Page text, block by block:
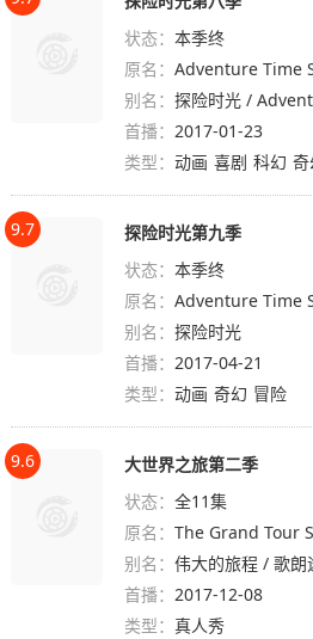
状态：本季终
原名：Adventure Time
别名：探险时光 /
e with Finn & Jake
首播：2017-01-23
类型：动画 喜剧 科幻 奇
9.7
探险时光第九季
状态：本季终
原名：Adventure Time
别名：探险时光
首播：2017-04-21
类型：动画 奇幻 冒险
9.6
大世界之旅第二季
状态：全11集
原名：The Grand Tour
别名：伟大的旅程 / 歌朗
首播：2017-12-08
类型：真人秀